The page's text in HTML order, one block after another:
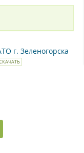
г. Зеленогорска